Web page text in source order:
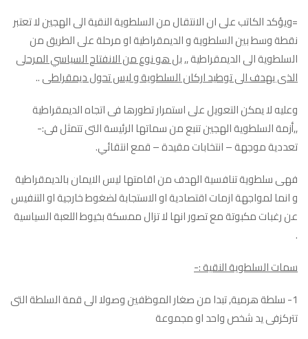
=ويؤكد الكاتب على ان الانتقال من السلطوية النقية الى الهجين لا تعتبر
نقطة وسط بين السلطوية و الديمقراطية او مرحلة على الطريق من
السلطوية الى الديمقراطية ,,بل هو نوع من الانفتاح السياسي المرحلى
الذى يهدف الى توطيد اركان السلطوية و ليس تحول ديمقراطى..
وعليه لا يمكن التعويل على استمرار تطورها فى اتجاه الديمقراطية
,,أزمة السلطوية الهجين تنبع من سماتها الرئيسة التى تتمثل فى:-
تعددية موجهة – انتخابات مقيدة – قمع انتقائي.
فهى سلطوية تنافسية الهدف من اقامتها ليس الايمان بالديمقراطية
و انما لمواجهة ازمات اقتصادية او الاستجابة لضغوط خارجية او التنفيس
عن رغبات مكبوتة مع تصور انها لا تزال ممسكة بخيوط اللعبة السياسية
.
سمات السلطوية النقية :-
1- سلطة هرمية, تبدا من صغار الموظفين وصولا الى قمة السلطة التى
تتركزفى يد شخص واحد او مجموعة